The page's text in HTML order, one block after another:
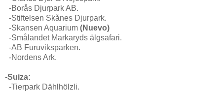
-Borås Djurpark AB.
-Stiftelsen Skånes Djurpark.
-Skansen Aquarium (Nuevo)
-Smålandet Markaryds älgsafari.
-AB Furuviksparken.
-Nordens Ark.
-Suiza:
-Tierpark Dählhölzli.